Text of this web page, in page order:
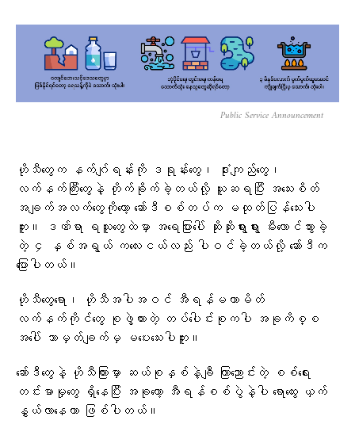
Public Service Announcement
ဟိုသီတွေက နက်ဂျ်ရန်းကို ဒရုန်းတွေ၊ ဒုံးကျည်တွေ၊
လက်နက်ကြီးတွေနဲ့ တိုက်ခိုက်ခဲ့တယ်လို့ ယူဆရပြီး အသေးစိတ်
အချက်အလက်တွေကိုတော့ ဆော်ဒီစစ်တပ်က မထုတ်ပြန်သေးပါ
ဘူး။ ဒဏ်ရာ ရသူတွေထဲမှာ အရေပြားပေါ် ဆိုးဆိုးရွားရွား မီးလောင်သွားခဲ့
တဲ့ ၄ နှစ်အရွယ် ကလေးငယ်လည်း ပါဝင်ခဲ့တယ်လို့ ဆော်ဒီက
ပြောပါတယ်။
ဟိုသီတွေရော၊ ဟိုသီအပါအဝင် အီရန်မဟာမိတ်
လက်နက်ကိုင်တွေ စုဖွဲ့ထားတဲ့ တပ်ပေါင်းစုကပါ အခုကိစ္စ
အပေါ် ဘာမှတ်ချက်မှ မပေးသေးပါဘူး။
ဆော်ဒီတွေနဲ့ ဟိုသီကြားမှာ ဆယ်စုနှစ်နဲ့ချီ ကြာညောင်းတဲ့ စစ်ရေး
တင်းမာမှုတွေ ရှိနေပြီး အခုတော့ အီရန်စစ်ပွဲနဲ့ပါ ရောထွေး ယှက်
နွှယ်လာနေတာ ဖြစ်ပါတယ်။